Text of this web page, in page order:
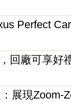
Perfect
回廠可享好
展現Zoom-